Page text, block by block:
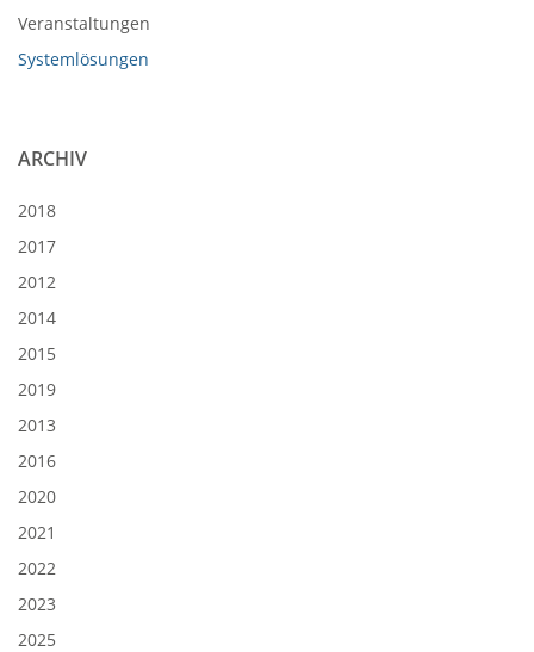
Veranstaltungen
Systemlösungen
ARCHIV
2018
2017
2012
2014
2015
2019
2013
2016
2020
2021
2022
2023
2025